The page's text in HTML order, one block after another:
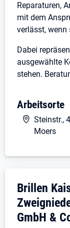
Reparaturen,
mit dem
verlässt,
Dabei
ausgewählte
stehen.
Arbeiten im
Wir sind ein
gegenseitige
und Freude an
Nach einer
Sie
Ihrem
vielfältige
Arbeitsorte
Steinstr.,
Moers
Brillen
GmbH &